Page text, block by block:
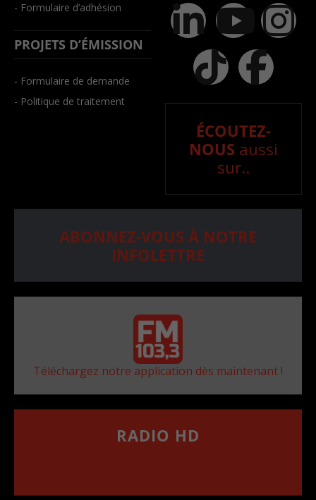
- Formulaire d’adhésion
PROJETS D’ÉMISSION
- Formulaire de demande
- Politique de traitement
ÉCOUTEZ-
NOUS aussi
sur..
ABONNEZ-VOUS À NOTRE
INFOLETTRE
Téléchargez notre application dès maintenant !
RADIO HD